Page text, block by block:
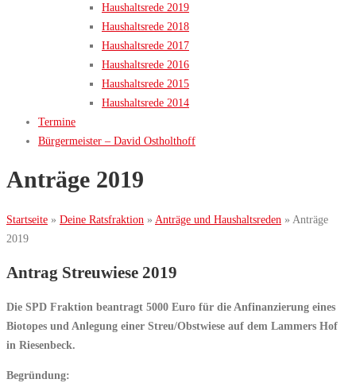
Haushaltsrede 2019
Haushaltsrede 2018
Haushaltsrede 2017
Haushaltsrede 2016
Haushaltsrede 2015
Haushaltsrede 2014
Termine
Bürgermeister – David Ostholthoff
Anträge 2019
Startseite » Deine Ratsfraktion » Anträge und Haushaltsreden » Anträge
2019
Antrag Streuwiese 2019
Die SPD Fraktion beantragt 5000 Euro für die Anfinanzierung eines
Biotopes und Anlegung einer Streu/Obstwiese auf dem Lammers Hof
in Riesenbeck.
Begründung: